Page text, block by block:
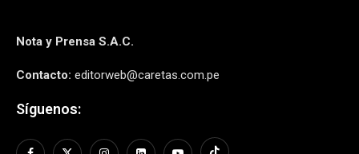
Nota y Prensa S.A.C.
Contacto: editorweb@caretas.com.pe
Síguenos: